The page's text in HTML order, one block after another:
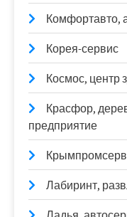
Комфортавто,
Корея-сервис
Космос, центр
Красфор,
предприятие
Лабиринт,